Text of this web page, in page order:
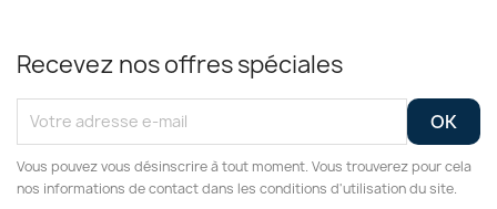
Recevez nos offres spéciales
Vous pouvez vous désinscrire à tout moment. Vous trouverez pour cela
nos informations de contact dans les conditions d'utilisation du site.